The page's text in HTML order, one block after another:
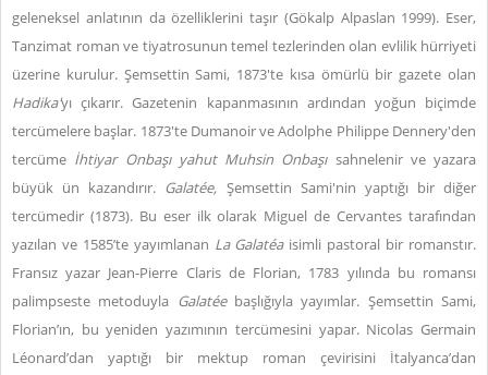
geleneksel anlatının da özelliklerini taşır (Gökalp Alpaslan 1999). Eser,
Tanzimat roman ve tiyatrosunun temel tezlerinden olan evlilik hürriyeti
üzerine kurulur. Şemsettin Sami, 1873'te kısa ömürlü bir gazete olan
Hadika'yı çıkarır. Gazetenin kapanmasının ardından yoğun biçimde
tercümelere başlar. 1873'te Dumanoir ve Adolphe Philippe Dennery'den
tercüme İhtiyar Onbaşı yahut Muhsin Onbaşısahnelenir ve yazara
büyük ün kazandırır. Galatée, Şemsettin Sami'nin yaptığı bir diğer
tercümedir (1873). Bu eser ilk olarak Miguel de Cervantes tarafından
yazılan ve 1585’te yayımlanan La Galatéaisimli pastoral bir romanstır.
Fransız yazar Jean-Pierre Claris de Florian, 1783 yılında bu romansı
palimpseste metoduyla Galatéebaşlığıyla yayımlar. Şemsettin Sami,
Florian’ın, bu yeniden yazımının tercümesini yapar. Nicolas Germain
Léonard’dan yaptığı bir
mektup roman çevirisini İtalyanca’dan